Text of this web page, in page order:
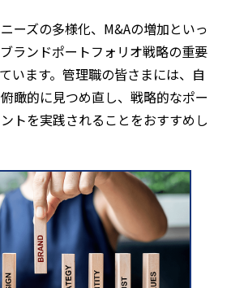
ーズの多様化、M&Aの増加といっ
ランドポートフォリオ戦略の重要
います。管理職の皆さまには、自
瞰的に見つめ直し、戦略的なポー
トを実践されることをおすすめし